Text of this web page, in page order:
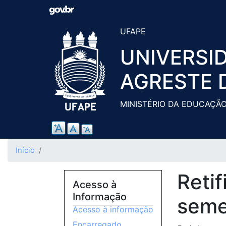
UFAPE
AGRESTE
MINISTÉRIO DA
Início
Acesso à
Informação
Acesso à informação